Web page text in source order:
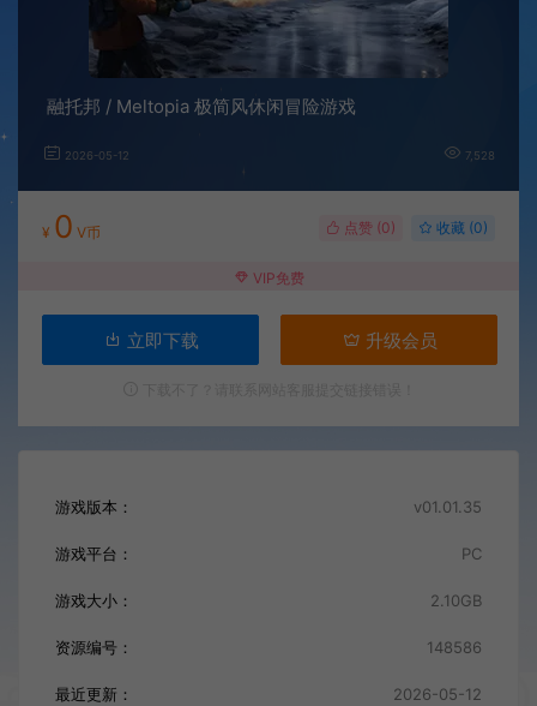
融托邦 / Meltopia 极简风休闲冒险游戏
2026-05-12 7,528
¥ 0 V币 点赞 (0) 收藏 (0)
VIP免费
立即下载 升级会员
游戏版本： v01.01.35
游戏平台： PC
游戏大小： 2.10GB
资源编号： 148586
最近更新： 2026-05-12